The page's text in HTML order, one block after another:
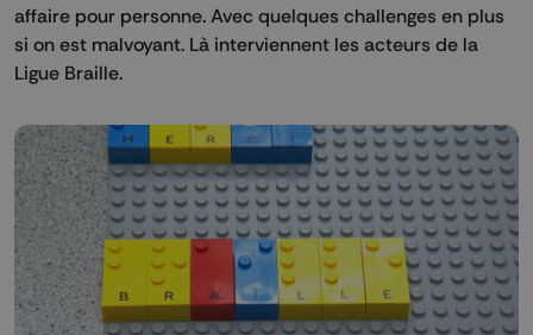
affaire pour personne. Avec quelques challenges en plus
si on est malvoyant. Là interviennent les acteurs de la
Ligue Braille.